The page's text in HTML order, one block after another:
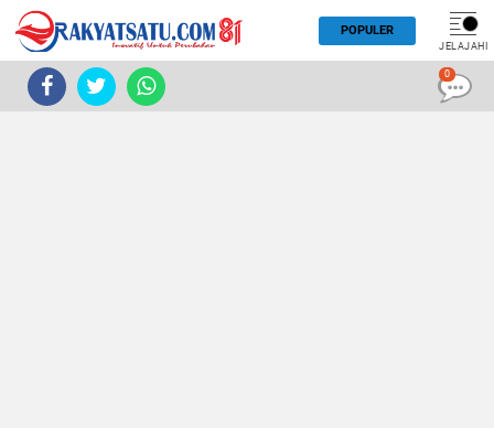
POPULER
JELAJAHI
0